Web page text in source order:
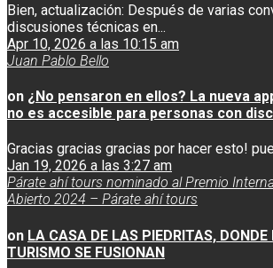
Bien, actualización: Después de varias
discusiones técnicas en...
Apr 10, 2026 a las 10:15 am
Juan Pablo Bello
on ¿No pensaron en ellos? La nueva
no es accesible para personas con
Gracias gracias gracias por hacer esto!
Jan 19, 2026 a las 3:27 am
Párate ahí tours nominado al Premio
Abierto 2024 – Párate ahí tours
on LA CASA DE LAS PIEDRITAS, DONDE
TURISMO SE FUSIONAN